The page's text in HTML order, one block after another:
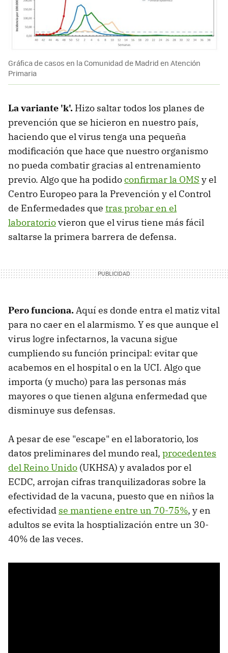
Gráfica de casos en la Comunidad de Madrid en Atención
Primaria
La variante 'k'. Hizo saltar todos los planes de
prevención que se hicieron en nuestro país,
haciendo que el virus tenga una pequeña
modificación que hace que nuestro organismo
no pueda combatir gracias al entrenamiento
previo. Algo que ha podidoconfirmar la OMS y el
Centro Europeo para la Prevención y el Control
de Enfermedades que tras probar en el
laboratoriovieron que el virus tiene más fácil
saltarse la primera barrera de defensa.
Pero funciona.Aquí es donde entra el matiz vital
para no caer en el alarmismo. Y es que aunque el
virus logre infectarnos, la vacuna sigue
cumpliendo su función principal: evitar que
acabemos en el hospital o en la UCI. Algo que
importa (y mucho) para las personas más
mayores o que tienen alguna enfermedad que
disminuye sus defensas.
A pesar de ese "escape" en el laboratorio, los
datos preliminares del mundo real, procedentes
del Reino Unido (UKHSA) y avalados por el
ECDC, arrojan cifras tranquilizadoras sobre la
efectividad de la vacuna, puesto que en niños la
efectividad se mantiene entre un 70-75%, y en
adultos se evita la hosptialización entre un 30-
40% de las veces.